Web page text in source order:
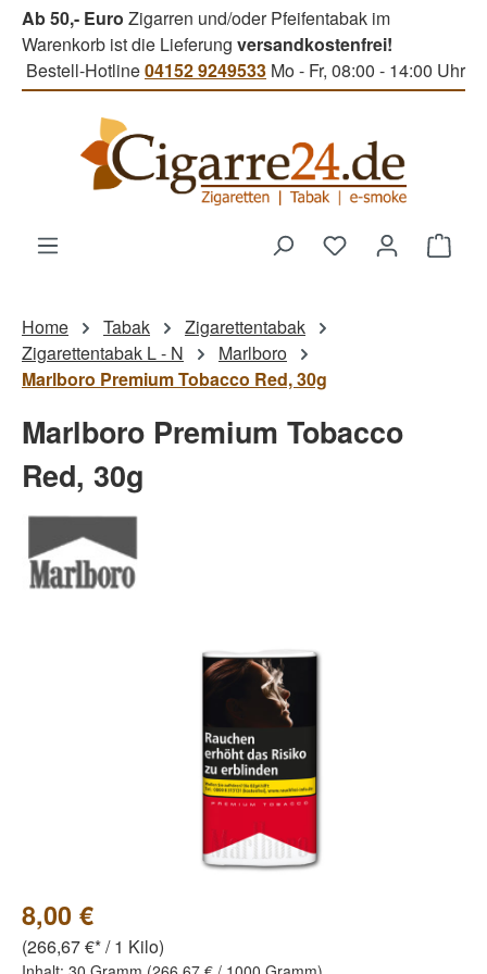
Zum Hauptinhalt springen
Ab 50,- Euro Zigarren und/oder Pfeifentabak im
Warenkorb ist die Lieferung versandkostenfrei!
Bestell-Hotline04152 9249533 Mo - Fr, 08:00 - 14:00 Uhr
Du hast 0
Home Tabak
Zigarettentabak
Zigarettentabak L - N
Marlboro
Marlboro Premium Tobacco Red, 30g
Marlboro Premium Tobacco
Red, 30g
Bildergalerie überspringen
8,00 €
(266,67 €* / 1 Kilo)